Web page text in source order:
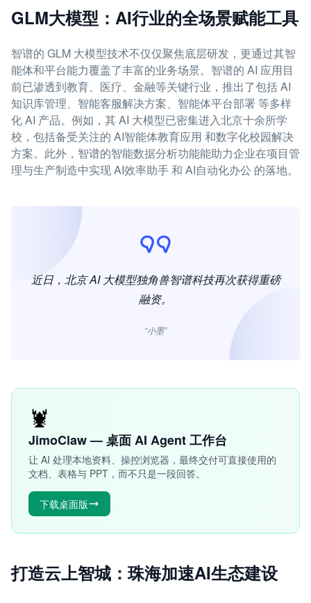
GLM大模型：AI行业的全场景赋能工具
智谱的 GLM 大模型技术不仅仅聚焦底层研发，更通过其智
能体和平台能力覆盖了丰富的业务场景。智谱的 AI 应用目
前已渗透到教育、医疗、金融等关键行业，推出了包括 AI
知识库管理、智能客服解决方案、智能体平台部署 等多样
化 AI 产品。例如，其 AI 大模型已密集进入北京十余所学
校，包括备受关注的 AI智能体教育应用 和数字化校园解决
方案。此外，智谱的智能数据分析功能能助力企业在项目管
理与生产制造中实现 AI效率助手 和 AI自动化办公 的落地。
近日，北京 AI 大模型独角兽智谱科技再次获得重磅
融资。
“小墨”
🦞
JimoClaw — 桌面 AI Agent 工作台
让 AI 处理本地资料、操控浏览器，最终交付可直接使用的
文档、表格与 PPT，而不只是一段回答。
下载桌面版
打造云上智城：珠海加速AI生态建设